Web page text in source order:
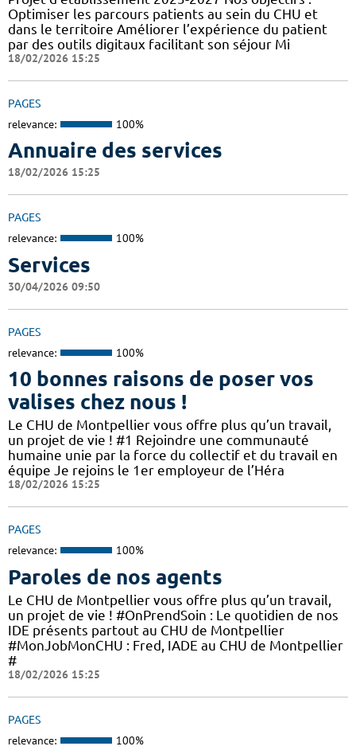
Optimiser les parcours patients au sein du CHU et
dans le territoire Améliorer l’expérience du patient
par des outils digitaux facilitant son séjour Mi
18/02/2026 15:25
PAGES
relevance: 100%
Annuaire des services
18/02/2026 15:25
PAGES
relevance: 100%
Services
30/04/2026 09:50
PAGES
relevance: 100%
10 bonnes raisons de poser vos
valises chez nous !
Le CHU de Montpellier vous offre plus qu’un travail,
un projet de vie ! #1 Rejoindre une communauté
humaine unie par la force du collectif et du travail en
équipe Je rejoins le 1er employeur de l’Héra
18/02/2026 15:25
PAGES
relevance: 100%
Paroles de nos agents
Le CHU de Montpellier vous offre plus qu’un travail,
un projet de vie ! #OnPrendSoin : Le quotidien de nos
IDE présents partout au CHU de Montpellier
#MonJobMonCHU : Fred, IADE au CHU de Montpellier
#
18/02/2026 15:25
PAGES
relevance: 100%